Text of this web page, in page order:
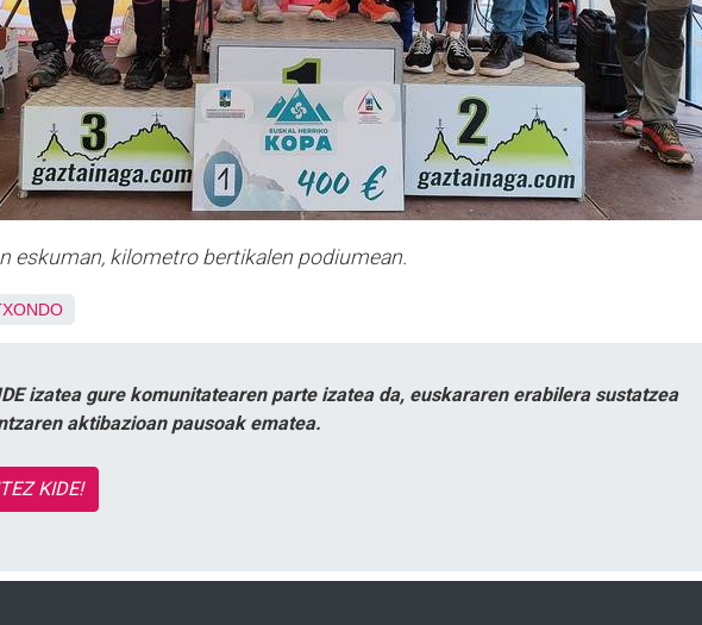
eskuman, kilometro bertikalen podiumean.
izatea gure komunitatearen parte izatea da, euskararen erabilera sustatzea
aktibazioan pausoak ematea.
KIDE!